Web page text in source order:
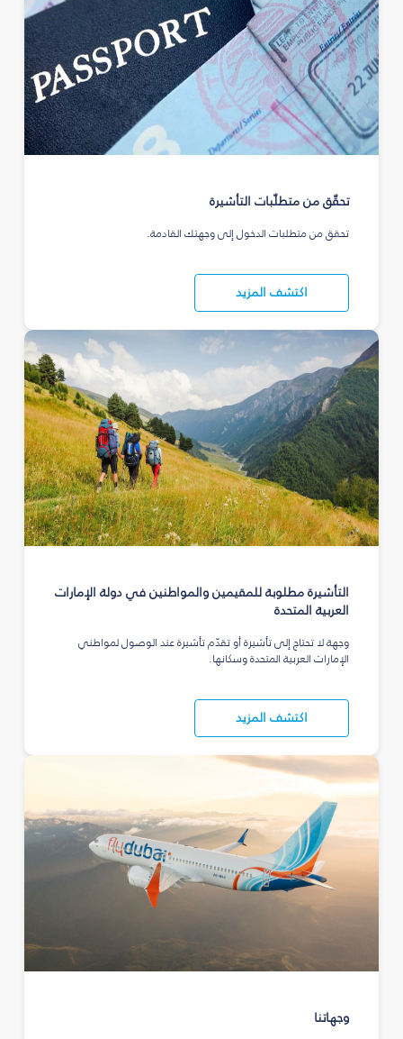
تحقّق من متطلّبات التأشيرة
تحقق من متطلبات الدخول إلى وجهتك القادمة.
اكتشف المزيد
التأشيرة مطلوبة للمقيمين والمواطنين في دولة الإمارات
العربية المتحدة
وجهة لا تحتاج إلى تأشيرة أو تقدّم تأشيرة عند الوصول لمواطني
الإمارات العربية المتحدة وسكانها.
اكتشف المزيد
وجهاتنا